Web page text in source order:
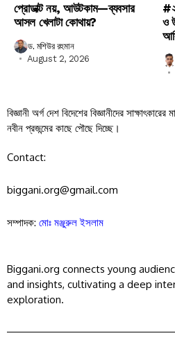
প্রোডাক্ট নয়, আউটকাম—ব্যবসার
আসল খেলাটা কোথায়?
ড. মশিউর রহমান
August 2, 2026
ও
বিজ্ঞানী অর্গ দেশ বিদেশের বিজ্ঞানীদের
নবীন প্রজন্মের কাছে পৌছে দিচ্ছে।
Contact:
biggani.org@gmail.com
সম্পাদক: মোঃ মঞ্জুরুল ইসলাম
Biggani.org connects young
and insights, cultivating a deep
exploration.